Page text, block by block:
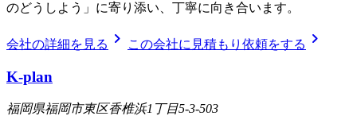
のどうしよう」に寄り添い、丁寧に向き合います。
会社の詳細を見る chevron_right この会社に見積もり依頼をする chevron_right
K-plan
福岡県福岡市東区香椎浜1丁目5-3-503